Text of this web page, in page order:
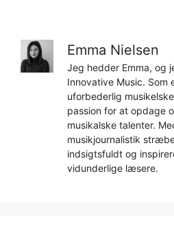
Emma Nielsen
Jeg hedder Emma, og
Innovative Music. Som
uforbederlig
passion for at opdage
musikalske talenter.
musikjournalistik
indsigtsfuldt og
vidunderlige læsere.